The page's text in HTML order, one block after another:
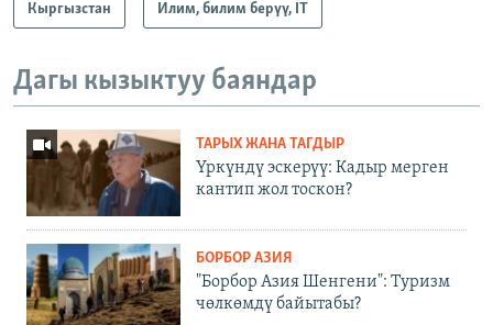
Кыргызстан Илим, билим берүү, IT
Дагы кызыктуу баяндар
ТАРЫХ ЖАНА ТАГДЫР
Үркүндү эскерүү: Кадыр мерген
кантип жол тоскон?
БОРБОР АЗИЯ
"Борбор Азия Шенгени": Туризм
чөлкөмдү байытабы?